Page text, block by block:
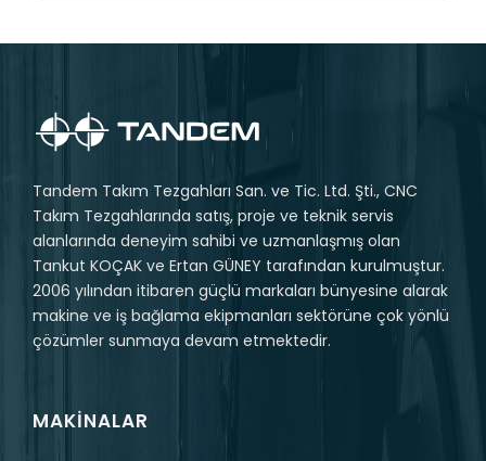
Tandem Takım Tezgahları San. ve Tic. Ltd. Şti., CNC
Takım Tezgahlarında satış, proje ve teknik servis
alanlarında deneyim sahibi ve uzmanlaşmış olan
Tankut KOÇAK ve Ertan GÜNEY tarafından kurulmuştur.
2006 yılından itibaren güçlü markaları bünyesine alarak
makine ve iş bağlama ekipmanları sektörüne çok yönlü
çözümler sunmaya devam etmektedir.
MAKINALAR